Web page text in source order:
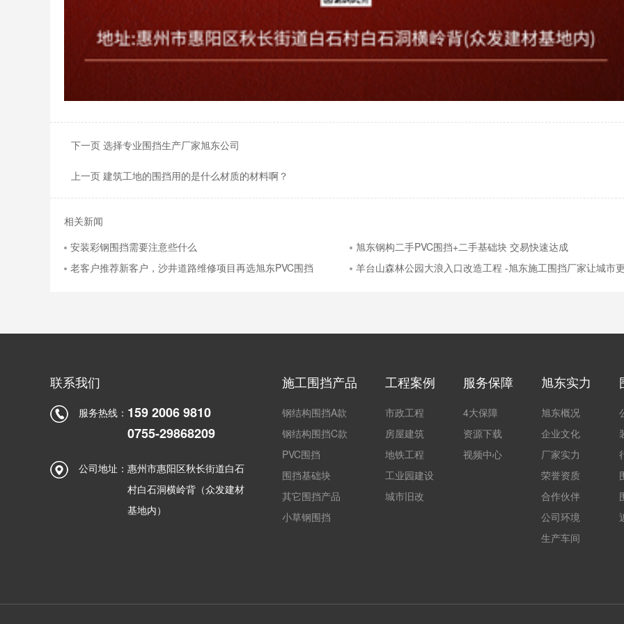
下一页 选择专业围挡生产厂家旭东公司
上一页 建筑工地的围挡用的是什么材质的材料啊？
相关新闻
安装彩钢围挡需要注意些什么
旭东钢构二手PVC围挡+二手基础块 交易快速达成
老客户推荐新客户，沙井道路维修项目再选旭东PVC围挡
羊台山森林公园大浪入口改造工程 -旭东施工围挡厂家让城市
联系我们
服务热线： 159 2006 9810
0755-29868209
公司地址： 惠州市惠阳区秋长街道白石
村白石洞横岭背（众发建材
基地内）
施工围挡产品
钢结构围挡A款
钢结构围挡C款
PVC围挡
围挡基础块
其它围挡产品
小草钢围挡
工程案例
市政工程
房屋建筑
地铁工程
工业园建设
城市旧改
服务保障
4大保障
资源下载
视频中心
旭东实力
旭东概况
企业文化
厂家实力
荣誉资质
合作伙伴
公司环境
生产车间